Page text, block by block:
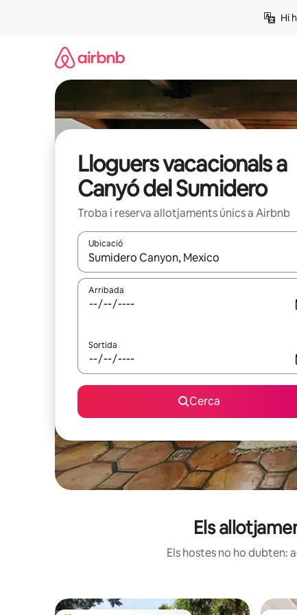
Hi
Lloguers vacacionals a
Canyó del Sumidero
Troba i reserva allotjaments únics a Airbnb
Ubicació
Quan els resultats estiguin disponibles,
Arribada
Sortida
Cerca
Els
Els hostes no ho dubten: